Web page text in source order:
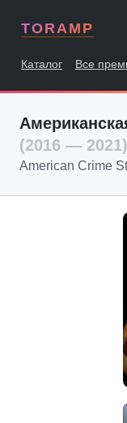
TORAMP
Каталог Все
(2016 — 2021)
American Crime